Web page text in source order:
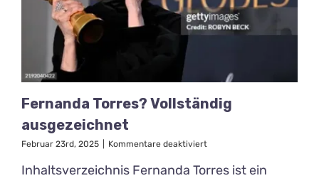
Fernanda Torres? Vollständig
ausgezeichnet
Februar 23rd, 2025 Kommentare deaktiviertfür
Torres?
Inhaltsverzeichnis Fernanda Torres ist ein